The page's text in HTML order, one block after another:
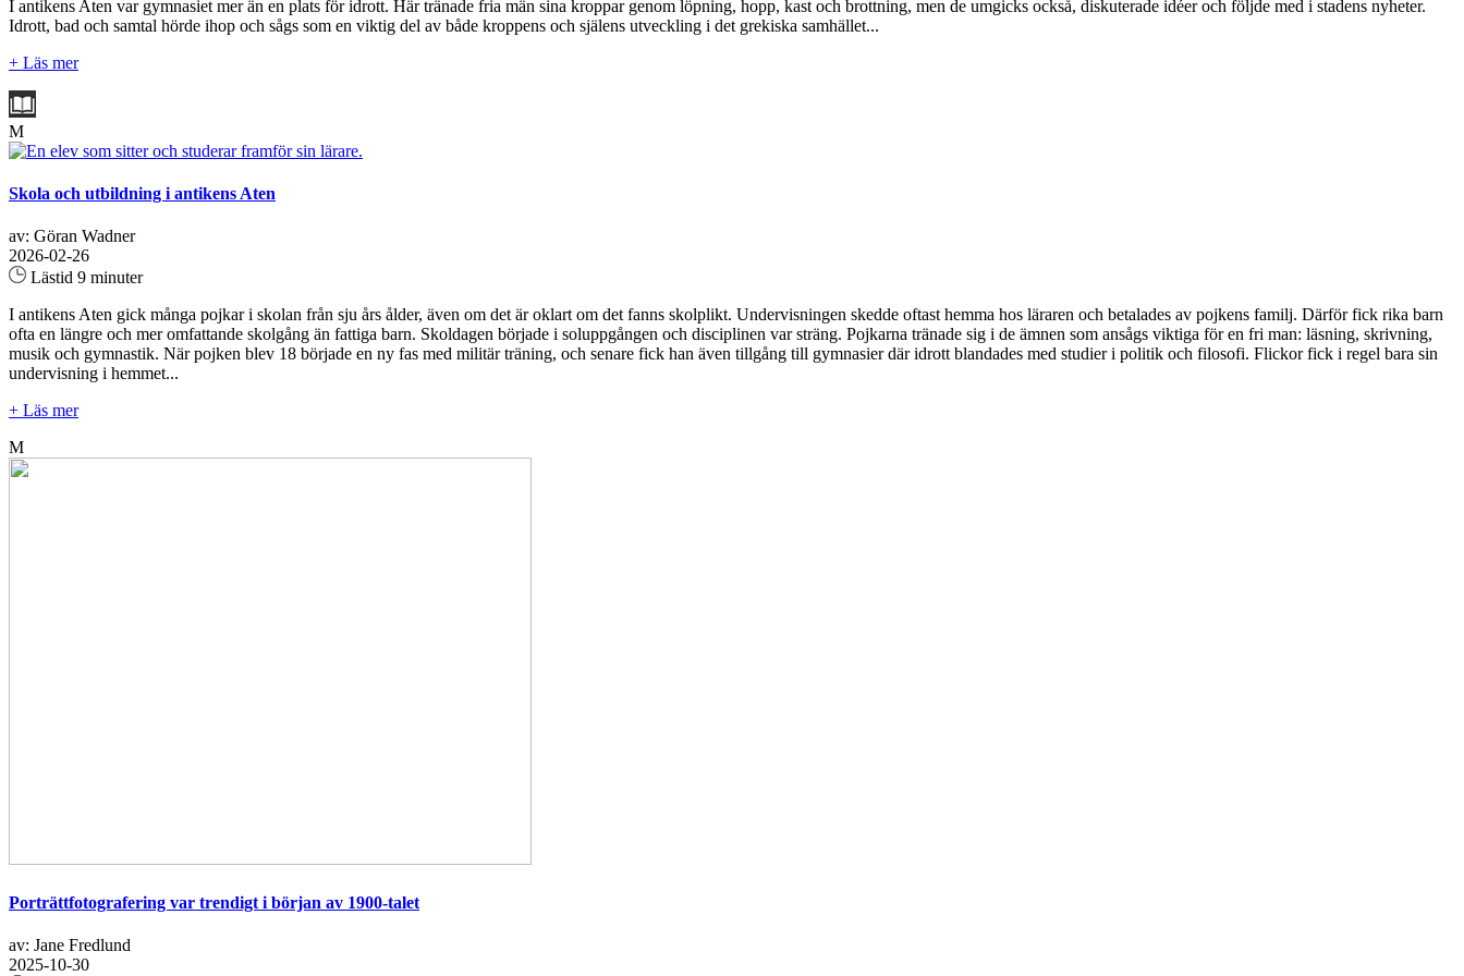
I antikens Aten var gymnasiet mer än en plats för idrott. Här tränade fria män sina kroppar genom löpning, hopp, kast och brottning, men de umgicks också, diskuterade idéer och följde med i stadens nyheter.
Idrott, bad och samtal hörde ihop och sågs som en viktig del av både kroppens och själens utveckling i det grekiska samhället...
+ Läs mer
M
Skola och utbildning i antikens Aten
av: Göran Wadner
2026-02-26
Lästid 9 minuter
I antikens Aten gick många pojkar i skolan från sju års ålder, även om det är oklart om det fanns skolplikt. Undervisningen skedde oftast hemma hos läraren och betalades av pojkens familj. Därför fick rika barn
ofta en längre och mer omfattande skolgång än fattiga barn. Skoldagen började i soluppgången och disciplinen var sträng. Pojkarna tränade sig i de ämnen som ansågs viktiga för en fri man: läsning, skrivning,
musik och gymnastik. När pojken blev 18 började en ny fas med militär träning, och senare fick han även tillgång till gymnasier där idrott blandades med studier i politik och filosofi. Flickor fick i regel bara sin
undervisning i hemmet...
+ Läs mer
M
Porträttfotografering var trendigt i början av 1900-talet
av: Jane Fredlund
2025-10-30